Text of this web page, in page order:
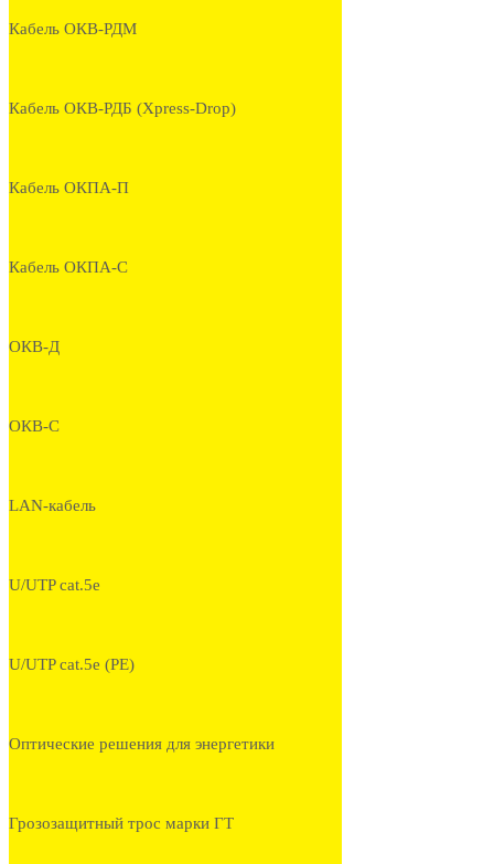
Кабель ОКВ-РДМ
Кабель ОКВ-РДБ (Xpress-Drop)
Кабель ОКПА-П
Кабель ОКПА-С
ОКВ-Д
ОКВ-С
LAN-кабель
U/UTP cat.5e
U/UTP cat.5e (PE)
Оптические решения для энергетики
Грозозащитный трос марки ГТ